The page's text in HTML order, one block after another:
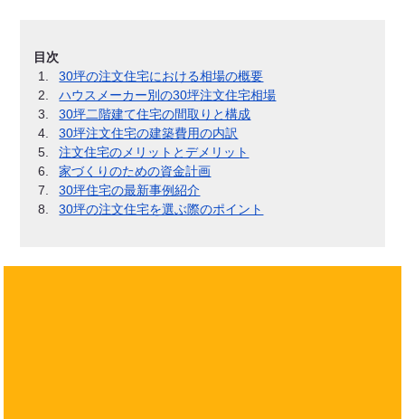
目次
30坪の注文住宅における相場の概要
ハウスメーカー別の30坪注文住宅相場
30坪二階建て住宅の間取りと構成
30坪注文住宅の建築費用の内訳
注文住宅のメリットとデメリット
家づくりのための資金計画
30坪住宅の最新事例紹介
30坪の注文住宅を選ぶ際のポイント